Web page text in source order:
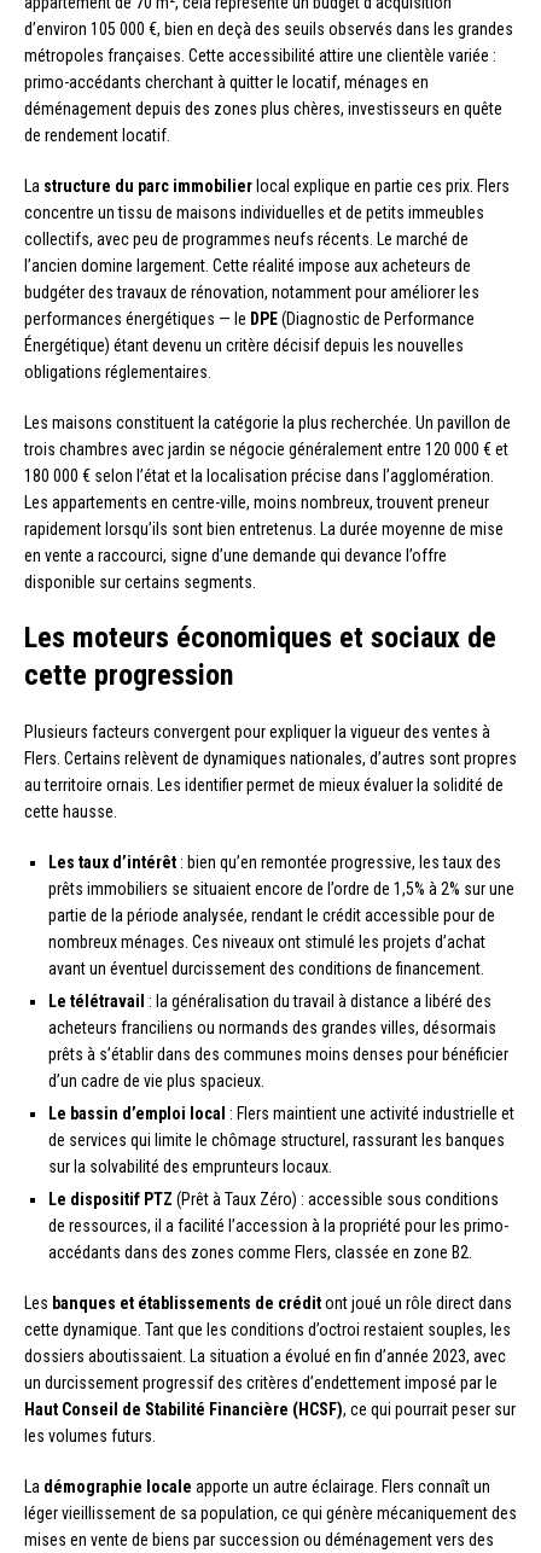
d’environ 105 000 €, bien en deçà des seuils observés dans les grandes
métropoles françaises. Cette accessibilité attire une clientèle variée :
primo-accédants cherchant à quitter le locatif, ménages en
déménagement depuis des zones plus chères, investisseurs en quête
de rendement locatif.
La structure du parc immobilier local explique en partie ces prix. Flers
concentre un tissu de maisons individuelles et de petits immeubles
collectifs, avec peu de programmes neufs récents. Le marché de
l’ancien domine largement. Cette réalité impose aux acheteurs de
budgéter des travaux de rénovation, notamment pour améliorer les
performances énergétiques — le DPE(Diagnostic de Performance
Énergétique) étant devenu un critère décisif depuis les nouvelles
obligations réglementaires.
Les maisons constituent la catégorie la plus recherchée. Un pavillon de
trois chambres avec jardin se négocie généralement entre 120 000 € et
180 000 € selon l’état et la localisation précise dans l’agglomération.
Les appartements en centre-ville, moins nombreux, trouvent preneur
rapidement lorsqu’ils sont bien entretenus. La durée moyenne de mise
en vente a raccourci, signe d’une demande qui devance l’offre
disponible sur certains segments.
Les moteurs économiques et sociaux de
cette progression
Plusieurs facteurs convergent pour expliquer la vigueur des ventes à
Flers. Certains relèvent de dynamiques nationales, d’autres sont propres
au territoire ornais. Les identifier permet de mieux évaluer la solidité de
cette hausse.
Les taux d’intérêt : bien qu’en remontée progressive, les taux des
prêts immobiliers se situaient encore de l’ordre de 1,5% à 2% sur une
partie de la période analysée, rendant le crédit accessible pour de
nombreux ménages. Ces niveaux ont stimulé les projets d’achat
avant un éventuel durcissement des conditions de financement.
Le télétravail : la généralisation du travail à distance a libéré des
acheteurs franciliens ou normands des grandes villes, désormais
prêts à s’établir dans des communes moins denses pour bénéficier
d’un cadre de vie plus spacieux.
Le bassin d’emploi local : Flers maintient une activité industrielle et
de services qui limite le chômage structurel, rassurant les banques
sur la solvabilité des emprunteurs locaux.
Le dispositif PTZ (Prêt à Taux Zéro) : accessible sous conditions
de ressources, il a facilité l’accession à la propriété pour les primo-
accédants dans des zones comme Flers, classée en zone B2.
Les banques et établissements de créditont joué un rôle direct dans
cette dynamique. Tant que les conditions d’octroi restaient souples, les
dossiers aboutissaient. La situation a évolué en fin d’année 2023, avec
un durcissement progressif des critères d’endettement imposé par le
Haut Conseil de Stabilité Financière (HCSF), ce qui pourrait peser sur
les volumes futurs.
La démographie locale apporte un autre éclairage. Flers connaît un
léger vieillissement de sa population, ce qui génère mécaniquement des
mises en vente de biens par succession ou déménagement vers des